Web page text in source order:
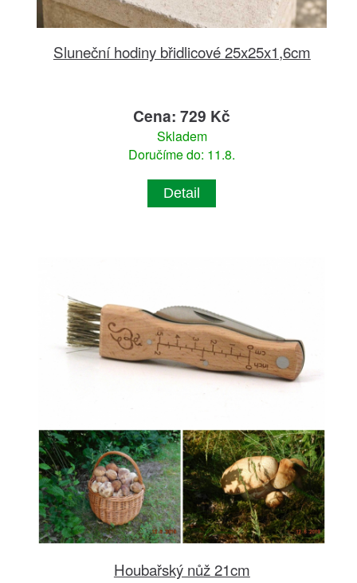
Sluneční hodiny břidlicové 25x25x1,6cm
Cena: 729 Kč
Skladem
Doručíme do: 11.8.
Detail
Houbařský nůž 21cm